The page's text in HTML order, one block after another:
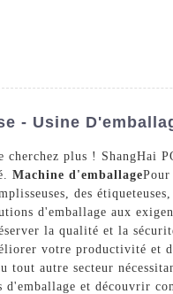
- Usine
plus ! ShangHai
Machine d'emballagePour
des
d'emballage aux
la qualité et la
votre productivité et
autre secteur
et découvrir